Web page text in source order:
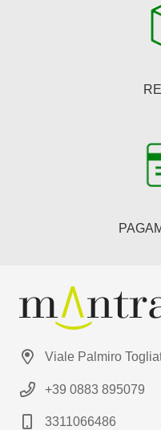
Viale Palmiro
+39 0883 895079
3311066486